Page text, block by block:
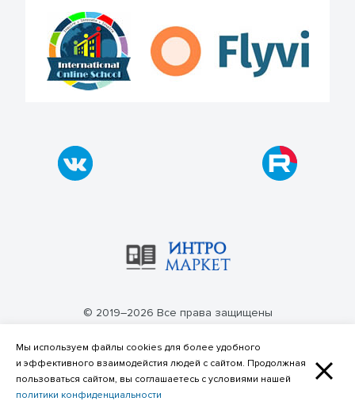
© 2019–2026 Все права защищены
Политика конфиденциальности
Мы используем файлы cookies для более удобного
и эффективного взаимодейстия людей с сайтом. Продолжная
пользоваться сайтом, вы соглашаетесь с условиями нашей
политики конфиденциальности